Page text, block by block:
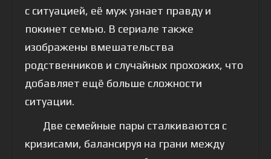
с ситуацией, её муж узнает правду и
покинет семью. В сериале также
изображены вмешательства
родственников и случайных прохожих, что
добавляет ещё больше сложности
ситуации.
Две семейные пары сталкиваются с
кризисами, балансируя на грани между